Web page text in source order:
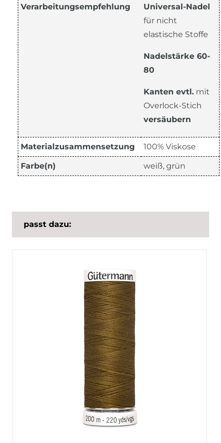
Verarbeitungsempfehlung
Universal-Nadel
für nicht
elastische Stoffe
Nadelstärke 60-
80
Kanten evtl. mit
Overlock-Stich
versäubern
Materialzusammensetzung 100% Viskose
Farbe(n) weiß, grün
passt dazu: